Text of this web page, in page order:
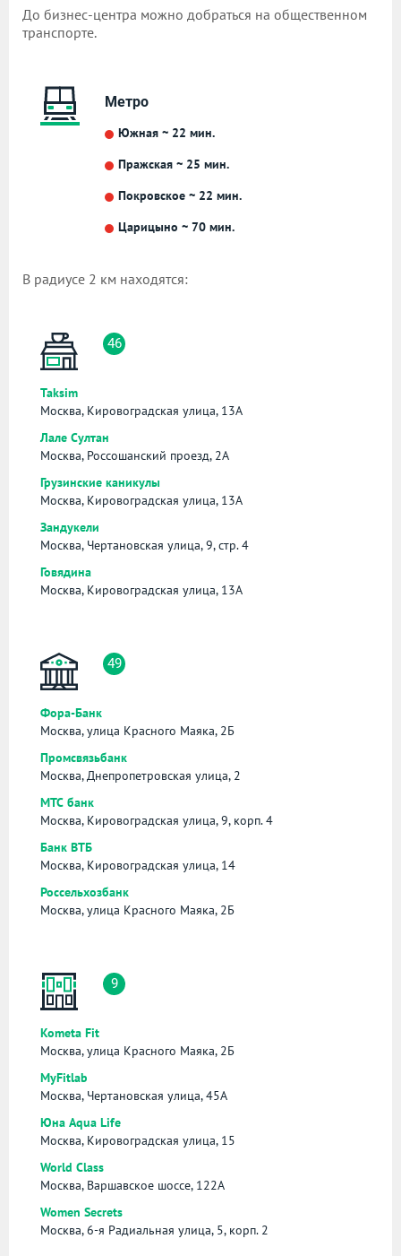
До бизнес-центра можно добраться на общественном
транспорте.
Метро
Южная ~ 22 мин.
Пражская ~ 25 мин.
Покровское ~ 22 мин.
Царицыно ~ 70 мин.
В радиусе 2 км находятся:
46
Taksim
Москва, Кировоградская улица, 13А
Лале Султан
Москва, Россошанский проезд, 2А
Грузинские каникулы
Москва, Кировоградская улица, 13А
Зандукели
Москва, Чертановская улица, 9, стр. 4
Говядина
Москва, Кировоградская улица, 13А
49
Фора-Банк
Москва, улица Красного Маяка, 2Б
Промсвязьбанк
Москва, Днепропетровская улица, 2
МТС банк
Москва, Кировоградская улица, 9, корп. 4
Банк ВТБ
Москва, Кировоградская улица, 14
Россельхозбанк
Москва, улица Красного Маяка, 2Б
9
Kometa Fit
Москва, улица Красного Маяка, 2Б
MyFitlab
Москва, Чертановская улица, 45А
Юна Aqua Life
Москва, Кировоградская улица, 15
World Class
Москва, Варшавское шоссе, 122А
Women Secrets
Москва, 6-я Радиальная улица, 5, корп. 2